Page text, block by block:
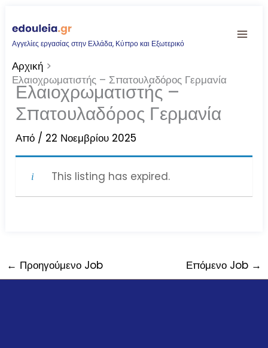
στο
περιεχόμενο
Αγγελίες εργασίας στην Ελλάδα, Κύπρο και Εξωτερικό
Αρχική
Ελαιοχρωματιστής – Σπατουλαδόρος Γερμανία
Ελαιοχρωματιστής –
Σπατουλαδόρος Γερμανία
Από / 22 Νοεμβρίου 2025
This listing has expired.
← Προηγούμενο Job Επόμενο Job →